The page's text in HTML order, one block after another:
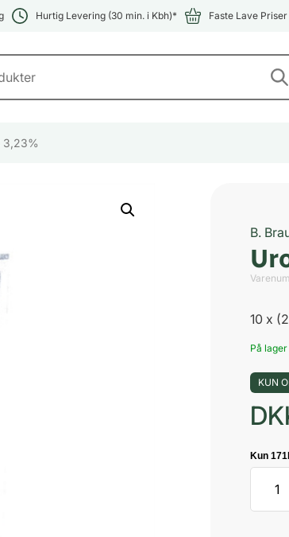
Hurtig Levering (30 min. i Kbh)* Faste Lave Priser
3,23%
B.
10 x
På lager
KUN
Tainer
Suby